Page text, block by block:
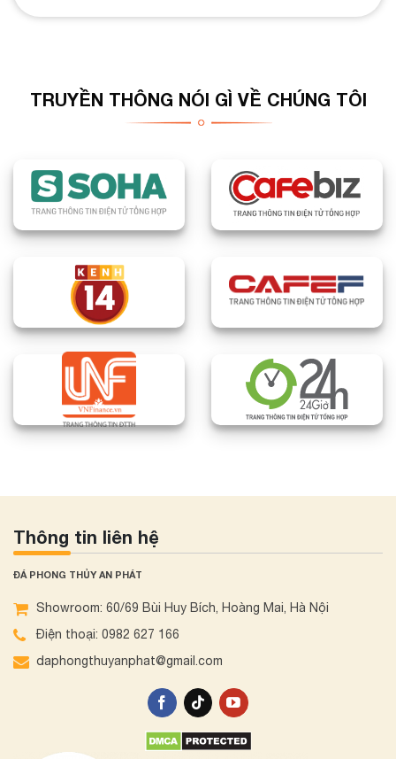
TRUYỀN THÔNG NÓI GÌ VỀ CHÚNG TÔI
Thông tin liên hệ
ĐÁ PHONG THỦY AN PHÁT
Showroom: 60/69 Bùi Huy Bích, Hoàng Mai, Hà Nội
Điện thoại: 0982 627 166
daphongthuyanphat@gmail.com